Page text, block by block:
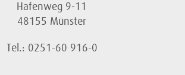
Hafenweg 9-11
48155 Münster
Tel.: 0251-60 916-0